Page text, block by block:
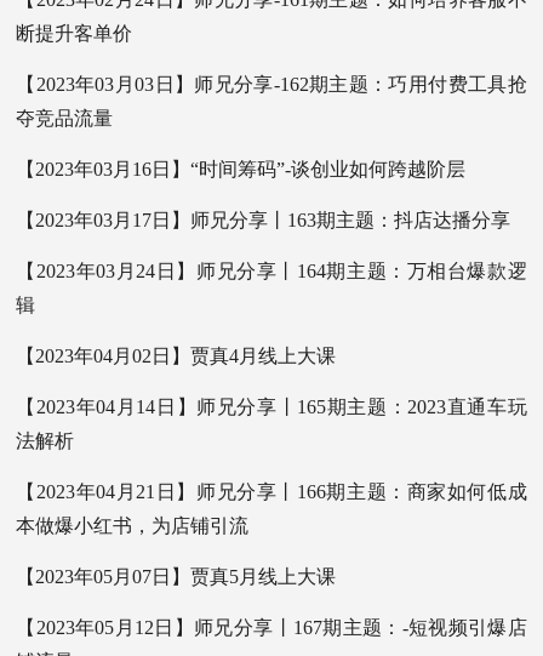
断提升客单价
【2023年03月03日】师兄分享-162期主题：巧用付费工具抢
夺竞品流量
【2023年03月16日】“时间筹码”-谈创业如何跨越阶层
【2023年03月17日】师兄分享丨163期主题：抖店达播分享
【2023年03月24日】师兄分享丨164期主题：万相台爆款逻
辑
【2023年04月02日】贾真4月线上大课
【2023年04月14日】师兄分享丨165期主题：2023直通车玩
法解析
【2023年04月21日】师兄分享丨166期主题：商家如何低成
本做爆小红书，为店铺引流
【2023年05月07日】贾真5月线上大课
【2023年05月12日】师兄分享丨167期主题：-短视频引爆店